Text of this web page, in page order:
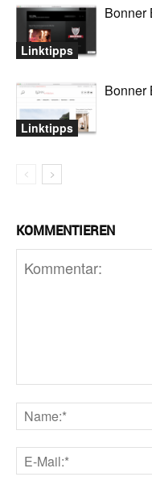
Linktipps
Bonner
Linktipps
Bonner
KOMMENTIEREN